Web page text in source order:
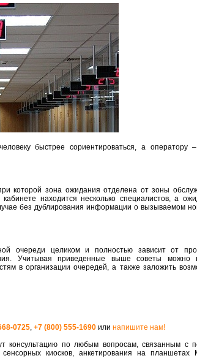
быстрее сориентироваться, а оператору
которой зона ожидания отделена от зоны
находится несколько специалистов, а
без дублирования информации о вызываемом
очереди целиком и полностью зависит от
Учитывая приведенные выше советы можно
в организации очередей, а также заложить
0725, +7 (800) 555-1690 или напишите нам!
консультацию по любым вопросам, связанным с
киосков, анкетирования на планшетах